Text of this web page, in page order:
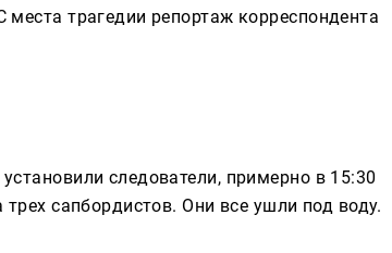
трагедии репортаж корреспондента
следователи, примерно в 15:30
сапбордистов. Они все ушли под воду.